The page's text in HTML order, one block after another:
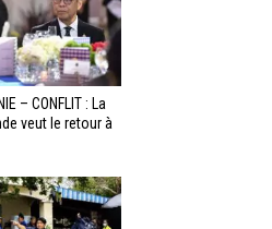
– CONFLIT : La
veut le retour à